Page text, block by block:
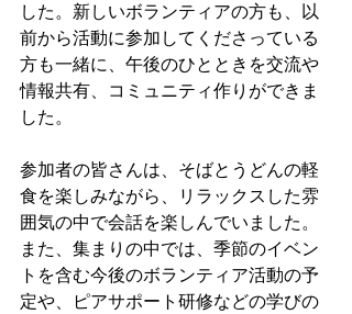
した。新しいボランティアの方も、以
前から活動に参加してくださっている
方も一緒に、午後のひとときを交流や
情報共有、コミュニティ作りができま
した。
参加者の皆さんは、そばとうどんの軽
食を楽しみながら、リラックスした雰
囲気の中で会話を楽しんでいました。
また、集まりの中では、季節のイベン
トを含む今後のボランティア活動の予
定や、ピアサポート研修などの学びの